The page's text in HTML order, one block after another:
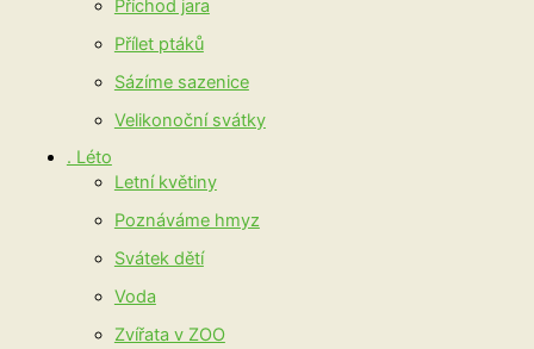
Příchod jara
Přílet ptáků
Sázíme sazenice
Velikonoční svátky
. Léto
Letní květiny
Poznáváme hmyz
Svátek dětí
Voda
Zvířata v ZOO